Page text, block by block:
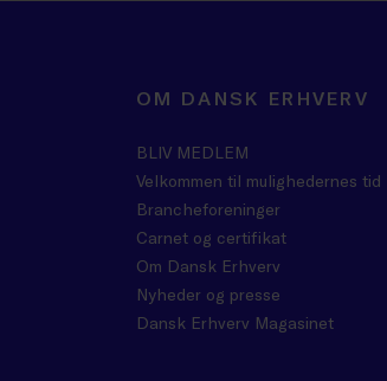
OM DANSK ERHVERV
BLIV MEDLEM
Velkommen til mulighedernes tid
Brancheforeninger
Carnet og certifikat
Om Dansk Erhverv
Nyheder og presse
Dansk Erhverv Magasinet